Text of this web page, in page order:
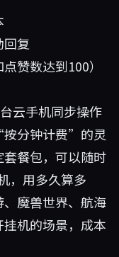
回复
赞数达到100）
云手机同步操作
分钟计费”的灵
餐包，可以随时
，用多久算多
魔兽世界、航海
机的场景，成本